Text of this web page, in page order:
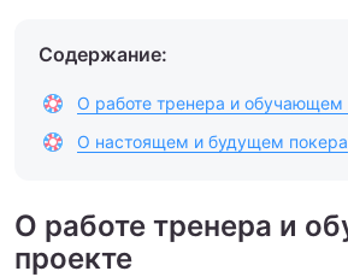
Содержание:
О работе тренера и обучающем
О настоящем и будущем покера
О работе тренера и
проекте